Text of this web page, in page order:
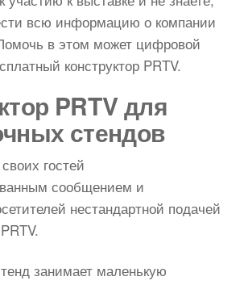
всю информацию о компании
в этом может цифровой
конструктор PRTV.
PRTV для
стендов
гостей
сообщением и
нестандартной подачей
занимает маленькую